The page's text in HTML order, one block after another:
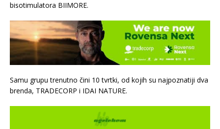
bisotimulatora BIIMORE.
Samu grupu trenutno čini 10 tvrtki, od kojih su najpoznatiji dva
brenda, TRADECORP i IDAI NATURE.